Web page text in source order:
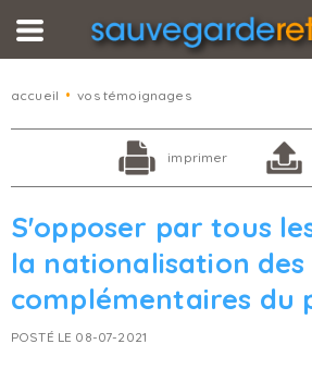
accueil • vos témoignages
imprimer
S'opposer par tous
la nationalisation
complémentaires du
POSTÉ LE 08-07-2021